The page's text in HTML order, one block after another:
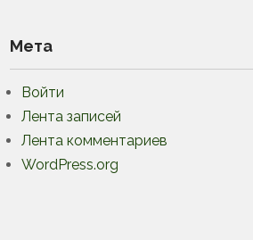
Мета
Войти
Лента записей
Лента комментариев
WordPress.org